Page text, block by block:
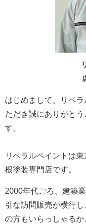
はじめまして、リベ
ただき誠にありがとう
す。
リベラルペイントは
根塗装専門店です。
2000年代ごろ、建築
引な訪問販売が横行
の方もいらっしゃるか